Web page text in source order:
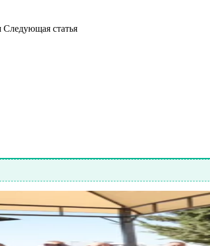
Следующая статья